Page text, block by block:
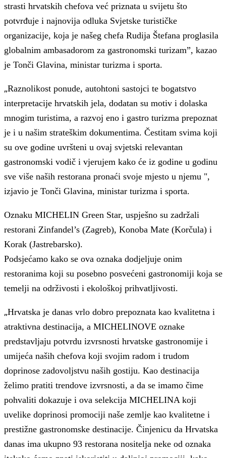
strasti hrvatskih chefova već priznata u svijetu što
potvrđuje i najnovija odluka Svjetske turističke
organizacije, koja je našeg chefa Rudija Štefana proglasila
globalnim ambasadorom za gastronomski turizam”, kazao
je Tonči Glavina, ministar turizma i sporta.
„Raznolikost ponude, autohtoni sastojci te bogatstvo
interpretacije hrvatskih jela, dodatan su motiv i dolaska
mnogim turistima, a razvoj eno i gastro turizma prepoznat
je i u našim strateškim dokumentima. Čestitam svima koji
su ove godine uvršteni u ovaj svjetski relevantan
gastronomski vodič i vjerujem kako će iz godine u godinu
sve više naših restorana pronaći svoje mjesto u njemu ",
izjavio je Tonči Glavina, ministar turizma i sporta.
Oznaku MICHELIN Green Star, uspješno su zadržali
restorani Zinfandel’s (Zagreb), Konoba Mate (Korčula) i
Korak (Jastrebarsko).
Podsjećamo kako se ova oznaka dodjeljuje onim
restoranima koji su posebno posvećeni gastronomiji koja se
temelji na održivosti i ekološkoj prihvatljivosti.
„Hrvatska je danas vrlo dobro prepoznata kao kvalitetna i
atraktivna destinacija, a MICHELINOVE oznake
predstavljaju potvrdu izvrsnosti hrvatske gastronomije i
umijeća naših chefova koji svojim radom i trudom
doprinose zadovoljstvu naših gostiju. Kao destinacija
želimo pratiti trendove izvrsnosti, a da se imamo čime
pohvaliti dokazuje i ova selekcija MICHELINA koji
uvelike doprinosi promociji naše zemlje kao kvalitetne i
prestižne gastronomske destinacije. Činjenicu da Hrvatska
danas ima ukupno 93 restorana nositelja neke od oznaka